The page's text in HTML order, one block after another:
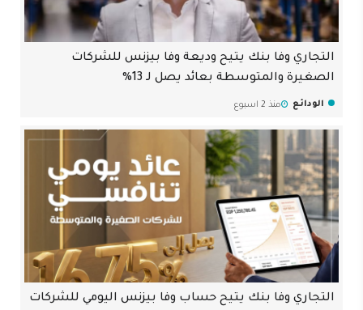
التجاري وفا بنك يتيح وديعة وفا بيزنس للشركات
الصغيرة والمتوسطة بعائد يصل لـ 13%
الودائع منذ 2 اسبوع
التجاري وفا بنك يتيح حساب وفا بيزنس اليومي للشركات